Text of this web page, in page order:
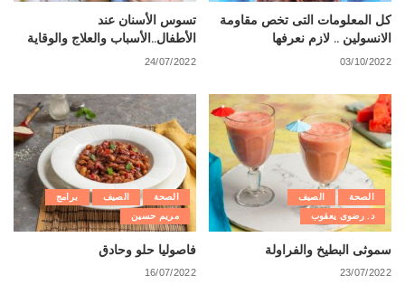
كل المعلومات التى تخص مقاومة
الانسولين .. لازم نعرفها
03/10/2022
تسوس الأسنان عند
الأطفال..الأسباب والعلاج والوقاية
24/07/2022
الصحة
الصيف
د. رضوى يعقوب
سموثى البطيخ والفراولة
23/07/2022
الصحة الصيف
برامج
مريم حسين
فاصوليا حلو وحادق
16/07/2022